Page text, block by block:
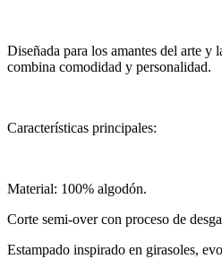
Diseñada para los amantes del arte y
combina comodidad y personalidad.
Características principales:
Material: 100% algodón.
Corte semi-over con proceso de
Estampado inspirado en girasoles,